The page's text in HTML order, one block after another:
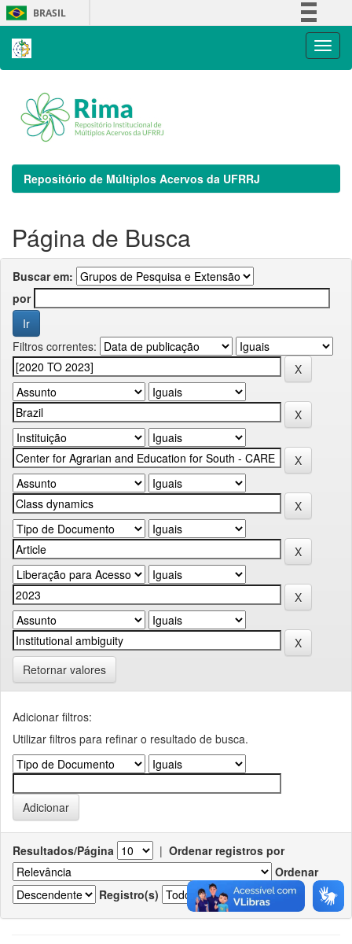
Skip
navigation
BRASIL
Repositório de Múltiplos Acervos da UFRRJ
Página de Busca
Buscar em:
por
Filtros correntes:
Retornar valores
Adicionar filtros:
Utilizar filtros para refinar o resultado de busca.
Resultados/Página | Ordenar registros por
Ordenar
Registro(s)